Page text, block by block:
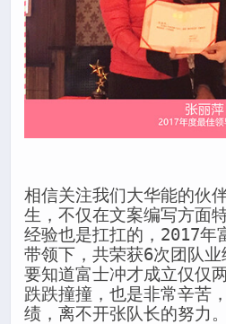
相信关注我们大华能的伙
生，不仅在文案编写方面
经验也是扛扛的，2017年
带领下，共荣获6次团队业
要知道富士冲才成立仅仅
跌跌撞撞，也是非常辛苦
绩，离不开张队长的努力。